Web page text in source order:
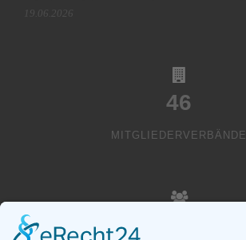
19.06.2026
46
MITGLIEDERVERBÄNDE